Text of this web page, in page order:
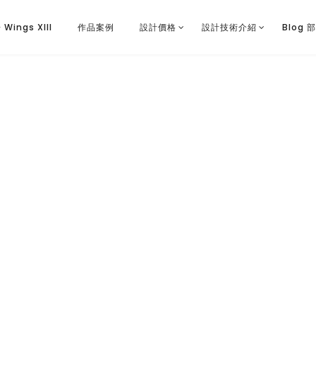
Wings XIII 作品案例 設計價格 設計技術介紹 Blog